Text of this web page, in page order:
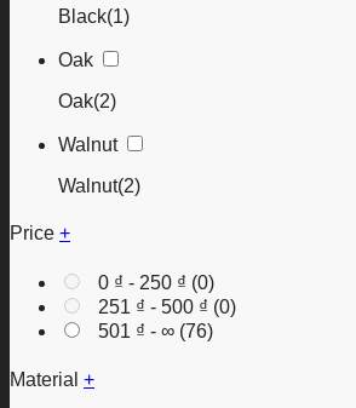
Black(1)
Oak
Oak(2)
Walnut
Walnut(2)
Price +
0 ₫ - 250 ₫ (0)
251 ₫ - 500 ₫ (0)
501 ₫ - ∞ (76)
Material +